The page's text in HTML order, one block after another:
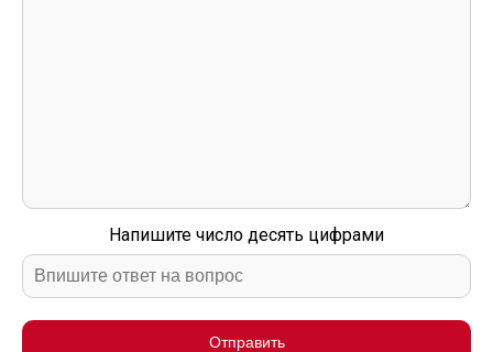
Напишите число десять цифрами
Отправить